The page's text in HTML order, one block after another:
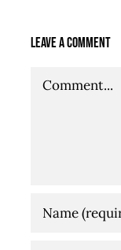
Leave A Comment
Comment